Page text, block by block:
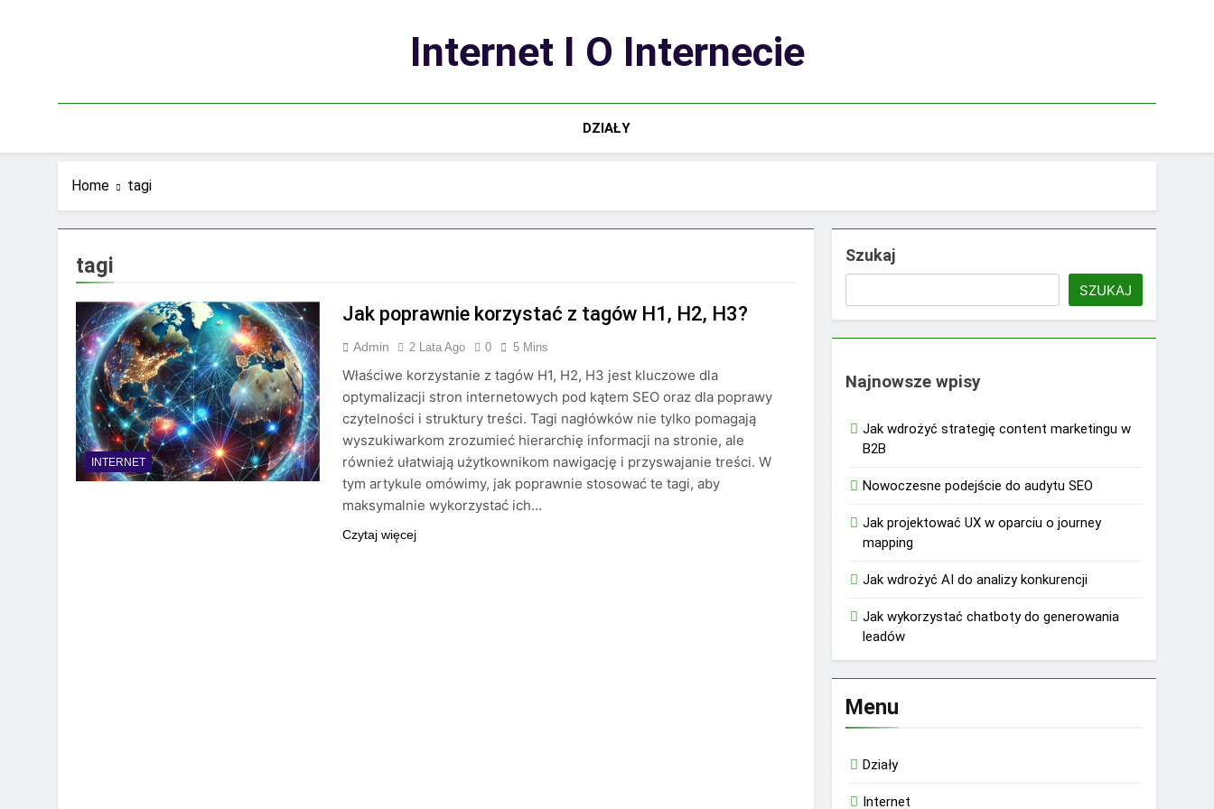
Internet I O Internecie
DZIAŁY
Home tagi
tagi
INTERNET
Jak poprawnie korzystać z tagów H1, H2, H3?
Admin 2 Lata Ago 0 5 Mins
Właściwe korzystanie z tagów H1, H2, H3 jest kluczowe dla
optymalizacji stron internetowych pod kątem SEO oraz dla poprawy
czytelności i struktury treści. Tagi nagłówków nie tylko pomagają
wyszukiwarkom zrozumieć hierarchię informacji na stronie, ale
również ułatwiają użytkownikom nawigację i przyswajanie treści. W
tym artykule omówimy, jak poprawnie stosować te tagi, aby
maksymalnie wykorzystać ich…
Czytaj więcej
Szukaj
SZUKAJ
Najnowsze wpisy
Jak wdrożyć strategię content marketingu w
B2B
Nowoczesne podejście do audytu SEO
Jak projektować UX w oparciu o journey
mapping
Jak wdrożyć AI do analizy konkurencji
Jak wykorzystać chatboty do generowania
leadów
Menu
Działy
Internet